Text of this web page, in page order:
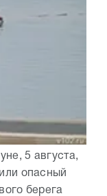
5 августа,
опасный
берега